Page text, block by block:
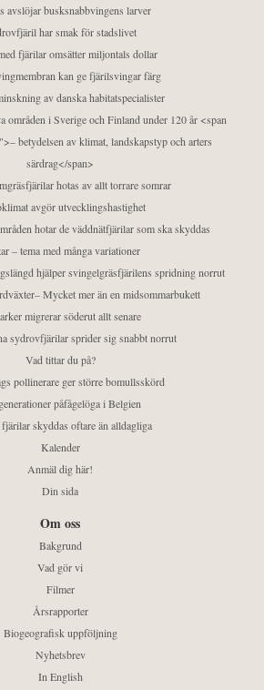
avslöjar busksnabbvingens larver
har smak för stadslivet
fjärilar omsätter miljontals dollar
kan ge fjärilsvingar färg
av danska habitatspecialister
områden i Sverige och Finland under 120 år <span
betydelsen av klimat, landskapstyp och arters
särdrag</span>
hotas av allt torrare somrar
avgör utvecklingshastighet
hotar de väddnätfjärilar som ska skyddas
– tema med många variationer
hjälper svingelgräsfjärilens spridning norrut
Mycket mer än en midsommarbukett
migrerar söderut allt senare
sydrovfjärilar sprider sig snabbt norrut
Vad tittar du på?
pollinerare ger större bomullsskörd
påfågelöga i Belgien
skyddas oftare än alldagliga
Kalender
Anmäl dig här!
Din sida
Om oss
Bakgrund
Vad gör vi
Filmer
Årsrapporter
Biogeografisk uppföljning
Nyhetsbrev
In English